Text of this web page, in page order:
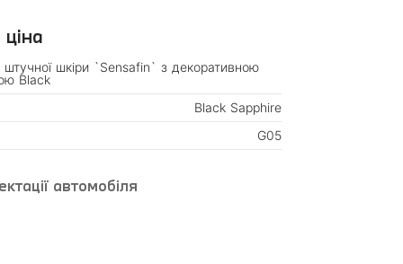
штучної шкіри `Sensafin` з декоративною
Black
Black Sapphire
G05
автомобіля